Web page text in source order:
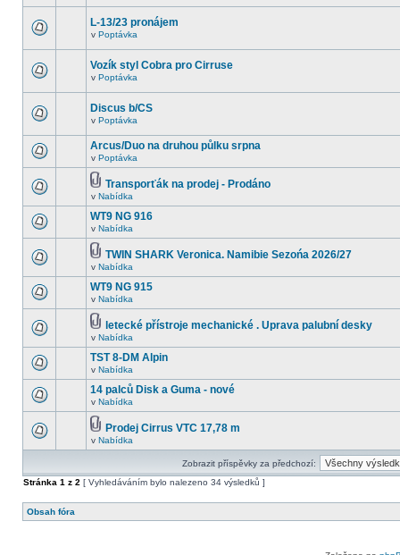
L-13/23 pronájem
v Poptávka
Vozík styl Cobra pro Cirruse
v Poptávka
Discus b/CS
v Poptávka
Arcus/Duo na druhou půlku srpna
v Poptávka
Transporťák na prodej - Prodáno
v Nabídka
WT9 NG 916
v Nabídka
TWIN SHARK Veronica. Namibie Sezońa 2026/27
v Nabídka
WT9 NG 915
v Nabídka
letecké přístroje mechanické . Uprava palubní desky
v Nabídka
TST 8-DM Alpin
v Nabídka
14 palců Disk a Guma - nové
v Nabídka
Prodej Cirrus VTC 17,78 m
v Nabídka
Zobrazit příspěvky za předchozí:
Stránka 1 z 2 [ Vyhledáváním bylo nalezeno 34 výsledků ]
Obsah fóra